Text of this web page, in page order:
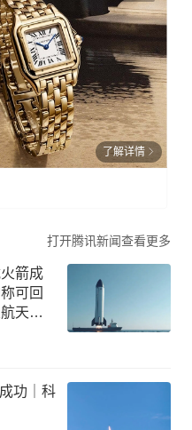
了解详情
打开腾讯新闻查看更多
箭成
可回
天的
中标
功｜科